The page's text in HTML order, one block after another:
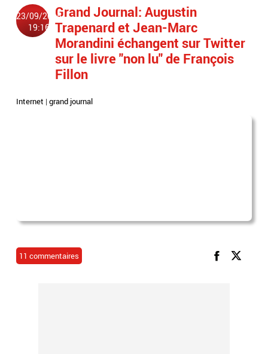
23/09/2015
19:16
Grand Journal: Augustin
Trapenard et Jean-Marc
Morandini échangent sur Twitter
sur le livre "non lu" de François
Fillon
Internet |grand journal
11 commentaires